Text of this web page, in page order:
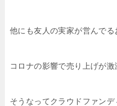
他にも友人の実家が営んで
コロナの影響で売り上げが激
そうなってクラウドファンデ